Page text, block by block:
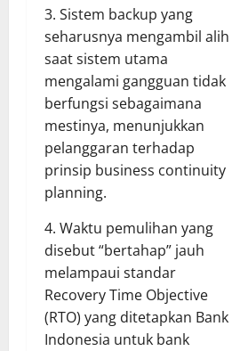
3. Sistem backup yang
seharusnya mengambil alih
saat sistem utama
mengalami gangguan tidak
berfungsi sebagaimana
mestinya, menunjukkan
pelanggaran terhadap
prinsip business continuity
planning.
4. Waktu pemulihan yang
disebut “bertahap” jauh
melampaui standar
Recovery Time Objective
(RTO) yang ditetapkan Bank
Indonesia untuk bank